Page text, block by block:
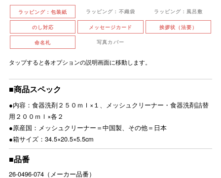
ラッピング：包装紙 ラッピング：不織袋 ラッピング：風呂敷
のし対応 メッセージカード 挨拶状（法要）
命名札 写真カバー
タップすると各オプションの説明画面に移動します。
■商品スペック
●内容：食器洗剤２５０ｍｌ×１、メッシュクリーナー・食器洗剤詰替
用２００ｍｌ×各２
●原産国：メッシュクリーナー＝中国製、その他＝日本
●箱サイズ：34.5×20.5×5.5cm
■品番
26-0496-074（メーカー品番）